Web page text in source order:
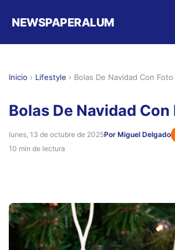
NEWSPAPERALUM
Inicio › Lifestyle › Bolas De Navidad Con Foto
Bolas De Navidad Con
lunes, 13 de octubre de 2025Por Miguel Delgado
10 min de lectura